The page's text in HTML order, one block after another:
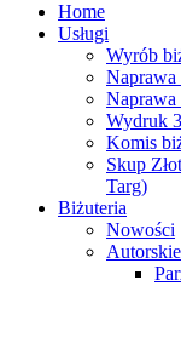
Home
Usługi
Wyrób
Naprawa
Wydruk
Komis
Skup
Targ)
Biżuteria
Nowości